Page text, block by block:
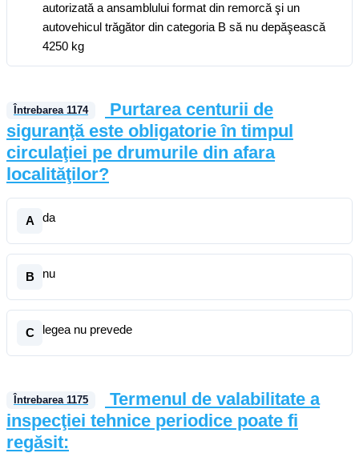
autorizată a ansamblului format din remorcă şi un
autovehicul trăgător din categoria B să nu depăşească
4250 kg
Întrebarea 1174
Purtarea centurii de
siguranţă este obligatorie în timpul
circulaţiei pe drumurile din afara
localităţilor?
A da
B nu
C legea nu prevede
Întrebarea 1175
Termenul de valabilitate a
inspecţiei tehnice periodice poate fi
regăsit: